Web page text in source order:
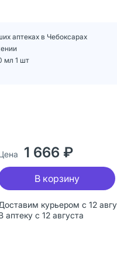
аптеках в Чебоксарах
мл 1 шт
курьером с 12
аптеку с 12 августа
1 666 ₽
В корзину